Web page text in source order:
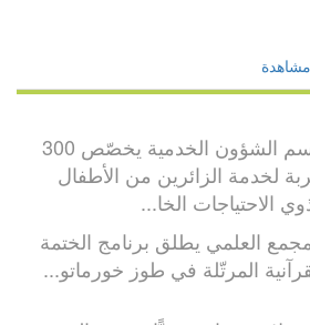
مشاهدة
قسم الشؤون الخدمية يخصّص 300
لخدمة الزائرين من الأطفال
الاحتياجات الخا...
العلمي يطلق برنامج الختمة
المرتّلة في طوز خورماتو...